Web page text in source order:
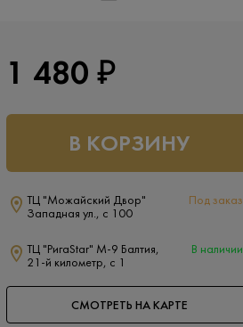
1 480 ₽
В КОРЗИНУ
ТЦ "Можайский Двор"
Западная ул., с 100
Под заказ
ТЦ "РигаStar" М-9 Балтия,
21-й километр, с 1
В наличии
СМОТРЕТЬ НА КАРТЕ